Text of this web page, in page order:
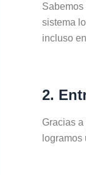
Sabemos
sistema
incluso
2.
Gracias